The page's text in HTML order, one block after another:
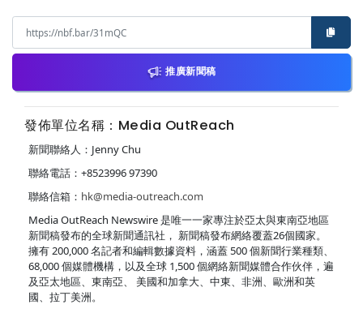
推廣新聞稿
發佈單位名稱：Media OutReach
新聞聯絡人：Jenny Chu
聯絡電話：+8523996 97390
聯絡信箱： hk@media-outreach.com
Media OutReach Newswire 是唯一一家專注於亞太與東南亞地區
新聞稿發布的全球新聞通訊社， 新聞稿發布網絡覆蓋26個國家。
擁有 200,000 名記者和編輯數據資料，涵蓋 500 個新聞行業種類、
68,000 個媒體機構，以及全球 1,500 個網絡新聞媒體合作伙伴，遍
及亞太地區、東南亞、 美國和加拿大、中東、非洲、歐洲和英
國、拉丁美洲。